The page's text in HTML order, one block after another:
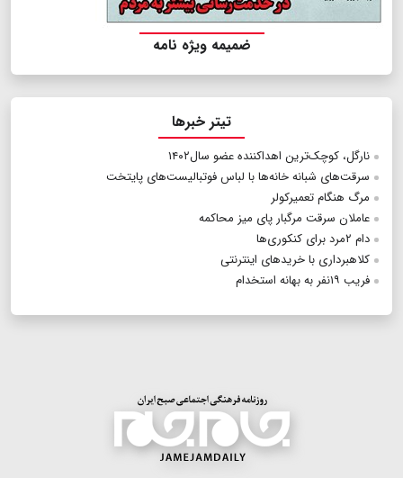
ضمیمه ویژه نامه
تیتر خبرها
نارگل، کوچک‌ترین اهداکننده عضو سال۱۴۰۲
سرقت‌های شبانه خانه‌ها با لباس فوتبالیست‌های پایتخت
مرگ هنگام تعمیرکولر
عاملان سرقت مرگبار پای میز محاکمه
دام ۲مرد برای کنکوری‌ها
کلاهبرداری با خریدهای اینترنتی
فریب ۱۹نفر به بهانه استخدام